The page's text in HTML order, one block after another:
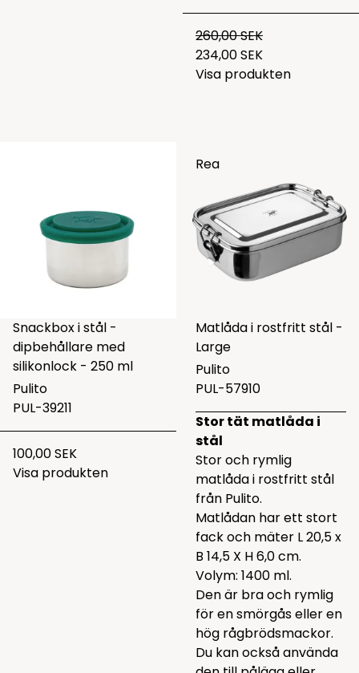
260,00 SEK
234,00 SEK
Visa produkten
Snackbox i stål -
dipbehållare med
silikonlock - 250 ml
Pulito
PUL-39211
100,00 SEK
Visa produkten
Rea
Matlåda i rostfritt stål -
Large
Pulito
PUL-57910
Stor tät matlåda i
stål
Stor och rymlig
matlåda i rostfritt stål
från Pulito.
Matlådan har ett stort
fack och mäter L 20,5 x
B 14,5 X H 6,0 cm.
Volym: 1400 ml.
Den är bra och rymlig
för en smörgås eller en
hög rågbrödsmackor.
Du kan också använda